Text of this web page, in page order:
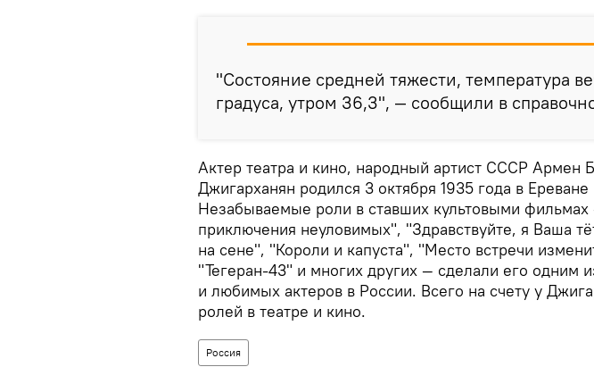
"Состояние средней тяжести, температура
градуса, утром 36,3", — сообщили в
Актер театра и кино, народный артист СССР Армен
Джигарханян родился 3 октября 1935 года в
Незабываемые роли в ставших культовыми
приключения неуловимых", "Здравствуйте, я Ваша
на сене", "Короли и капуста", "Место встречи
"Тегеран-43" и многих других — сделали его одним
и любимых актеров в России. Всего на счету у
ролей в театре и кино.
Россия